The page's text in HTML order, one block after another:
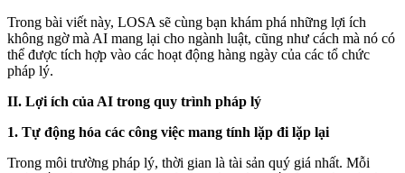
Trong bài viết này, LOSA sẽ cùng bạn khám phá những lợi ích
không ngờ mà AI mang lại cho ngành luật, cũng như cách mà nó có
thể được tích hợp vào các hoạt động hàng ngày của các tổ chức
pháp lý.
II. Lợi ích của AI trong quy trình pháp lý
1. Tự động hóa các công việc mang tính lặp đi lặp lại
Trong môi trường pháp lý, thời gian là tài sản quý giá nhất. Mỗi